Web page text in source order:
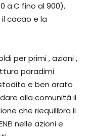
a.C fino al 900),
cacao e la
per primi , azioni ,
paradimi
e ben arato
alla comunità il
che riequilibra il
nelle azioni e